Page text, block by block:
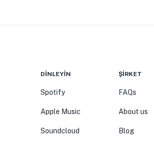
DINLEYIN
Spotify
Apple Music
Soundcloud
ŞIRKET
FAQs
About us
Blog